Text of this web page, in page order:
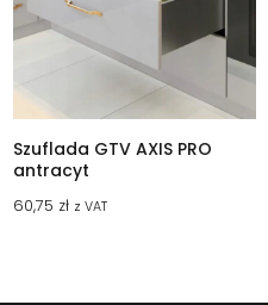
Szuflada GTV AXIS PRO
antracyt
60,75 zł z VAT